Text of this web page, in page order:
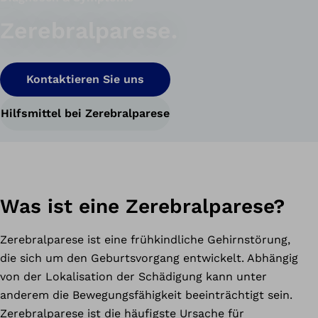
Kontaktieren Sie uns
Hilfsmittel bei Zerebralparese
Was ist eine Zerebralparese?
Zerebralparese ist eine frühkindliche Gehirnstörung,
die sich um den Geburtsvorgang entwickelt. Abhängig
von der Lokalisation der Schädigung kann unter
anderem die Bewegungsfähigkeit beeinträchtigt sein.
Zerebralparese ist die häufigste Ursache für